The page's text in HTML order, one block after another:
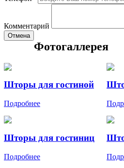
Комментарий
Отмена
Фотогаллерея
Шторы для гостиной
Подробнее
Шторы для гостиниц
Подробнее